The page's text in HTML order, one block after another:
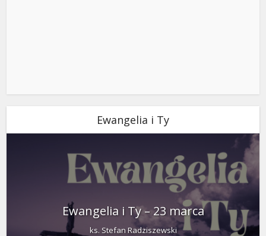
Ewangelia i Ty
Ewangelia i Ty – 23 marca
ks. Stefan Radziszewski